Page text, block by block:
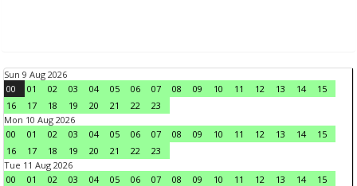
Sun 9 Aug 2026
00
01 02 03 04 05 06 07 08 09 10 11 12 13 14
15
16
17 18 19 20 21 22
23
Mon 10 Aug 2026
00
01 02 03 04 05 06 07 08 09 10 11 12 13 14
15
16
17 18 19 20 21 22
23
Tue 11 Aug 2026
00
01 02 03 04 05 06 07 08 09 10 11 12 13 14
15